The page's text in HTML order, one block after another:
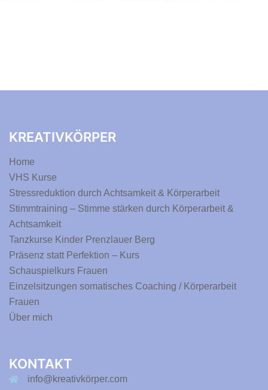
KREATIVKÖRPER
Home
VHS Kurse
Stressreduktion durch Achtsamkeit & Körperarbeit
Stimmtraining – Stimme stärken durch Körperarbeit &
Achtsamkeit
Tanzkurse Kinder Prenzlauer Berg
Präsenz statt Perfektion – Kurs
Schauspielkurs Frauen
Einzelsitzungen somatisches Coaching / Körperarbeit
Frauen
Über mich
KONTAKT
info@kreativkörper.com